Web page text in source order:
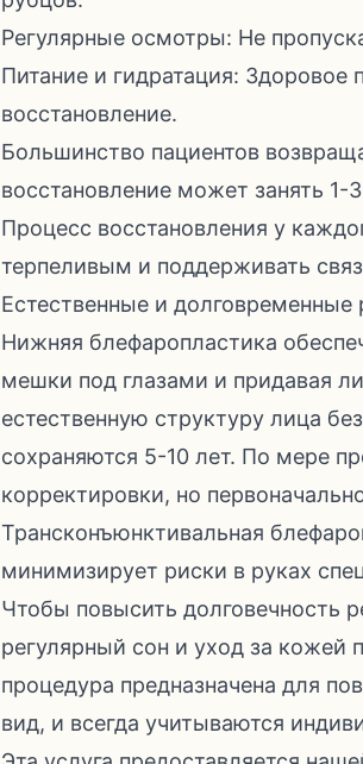
Регулярные осмотры: Не
Питание и гидратация:
восстановление.
Большинство пациентов
восстановление может занять 1-
Процесс восстановления у
терпеливым и поддерживать
Естественные и долговременные
Нижняя блефаропластика
мешки под глазами и придавая
естественную структуру лица
сохраняются 5-10 лет. По мере
корректировки, но
Трансконъюнктивальная
минимизирует риски в руках
Чтобы повысить долговечность
регулярный сон и уход за кожей
процедура предназначена для
вид, и всегда учитываются